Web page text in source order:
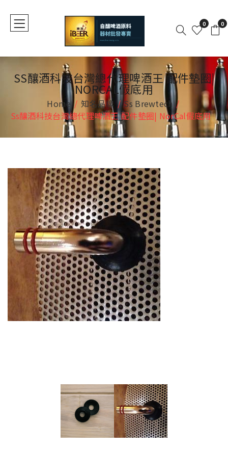
0 0
SS釀酒科技台灣總代理啤酒王 配件墊圈|
NORCAL假底用
Home 知名品牌
Ss Brewtech
Ss釀酒科技台灣總代理啤酒王 配件墊圈| NorCal假底用